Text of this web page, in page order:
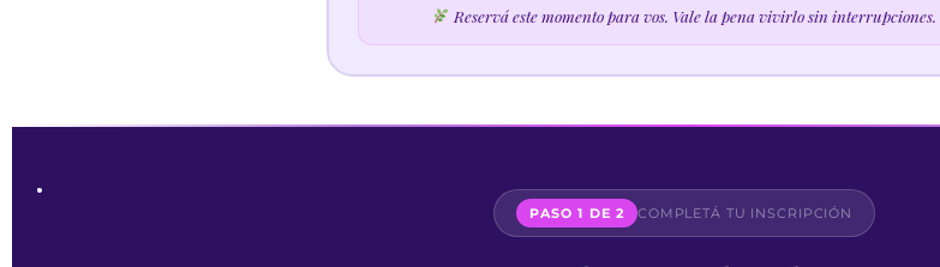
PASO 1 DE 2 COMPLETÁ TU INSCRIPCIÓN
Unirte al grupo de WhatsApp